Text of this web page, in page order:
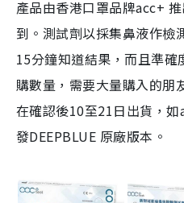
產品由香港口罩品牌acc+
到。測試劑以採集鼻液作檢
15分鐘知道結果，而且準
購數量，需要大量購入的朋
在確認後10至21日出貨，
發DEEPBLUE 原廠版本。